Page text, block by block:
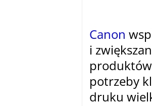
Canon
i
potrzeby
druku